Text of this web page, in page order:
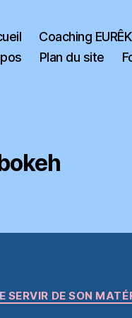
Coaching
Plan du site
SERVIR DE SON